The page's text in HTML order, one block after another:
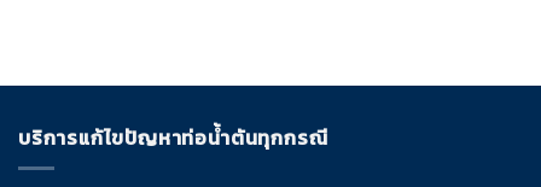
บริการแก้ไขปัญหาท่อน้ำตันทุกกรณี